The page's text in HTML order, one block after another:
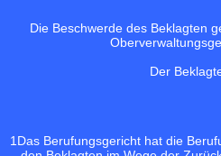
Die Beschwerde des Beklagten
Der
1Das Berufungsgericht hat die